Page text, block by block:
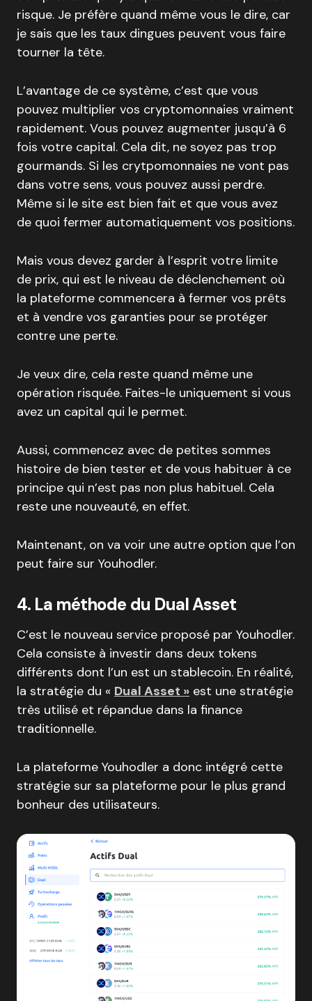
risque. Je préfère quand même vous le dire, car
je sais que les taux dingues peuvent vous faire
tourner la tête.
L’avantage de ce système, c’est que vous
pouvez multiplier vos cryptomonnaies vraiment
rapidement. Vous pouvez augmenter jusqu’à 6
fois votre capital. Cela dit, ne soyez pas trop
gourmands. Si les crytpomonnaies ne vont pas
dans votre sens, vous pouvez aussi perdre.
Même si le site est bien fait et que vous avez
de quoi fermer automatiquement vos positions.
Mais vous devez garder à l’esprit votre limite
de prix, qui est le niveau de déclenchement où
la plateforme commencera à fermer vos prêts
et à vendre vos garanties pour se protéger
contre une perte.
Je veux dire, cela reste quand même une
opération risquée. Faites-le uniquement si vous
avez un capital qui le permet.
Aussi, commencez avec de petites sommes
histoire de bien tester et de vous habituer à ce
principe qui n’est pas non plus habituel. Cela
reste une nouveauté, en effet.
Maintenant, on va voir une autre option que l’on
peut faire sur Youhodler.
4. La méthode du Dual Asset
C’est le nouveau service proposé par Youhodler.
Cela consiste à investir dans deux tokens
différents dont l’un est un stablecoin. En réalité,
la stratégie du « Dual Asset » est une stratégie
très utilisé et répandue dans la finance
traditionnelle.
La plateforme Youhodler a donc intégré cette
stratégie sur sa plateforme pour le plus grand
bonheur des utilisateurs.